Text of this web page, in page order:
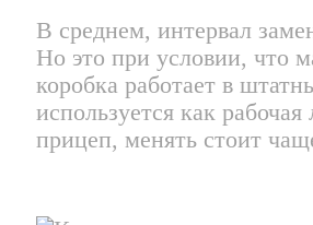
В среднем, интервал
Но это при условии, что
коробка работает в
используется как
прицеп, менять стоит